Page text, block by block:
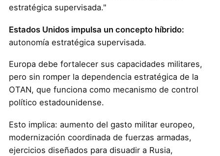
estratégica supervisada."
Estados Unidos impulsa un concepto híbrido:
autonomía estratégica supervisada.
Europa debe fortalecer sus capacidades militares,
pero sin romper la dependencia estratégica de la
OTAN, que funciona como mecanismo de control
político estadounidense.
Esto implica: aumento del gasto militar europeo,
modernización coordinada de fuerzas armadas,
ejercicios diseñados para disuadir a Rusia,